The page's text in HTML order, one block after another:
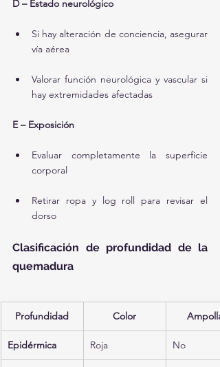
D – Estado neurológico
Si hay alteración de conciencia, asegurar
vía aérea
Valorar función neurológica y vascular si
hay extremidades afectadas
E – Exposición
Evaluar completamente la superficie
corporal
Retirar ropa y log roll para revisar el
dorso
Clasificación de profundidad de la
quemadura
Profundidad Color Ampollas
Epidérmica Roja No